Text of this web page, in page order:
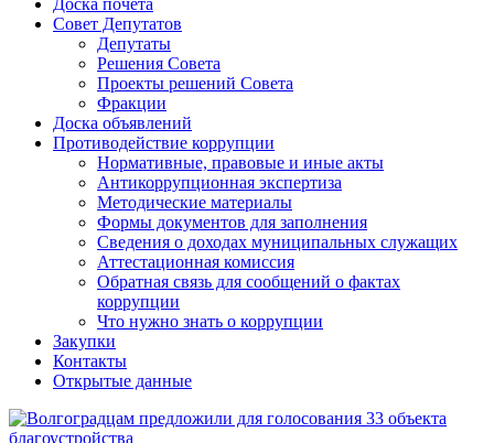
Доска почета
Совет Депутатов
Депутаты
Решения Совета
Проекты решений Совета
Фракции
Доска объявлений
Противодействие коррупции
Нормативные, правовые и иные акты
Антикоррупционная экспертиза
Методические материалы
Формы документов для заполнения
Сведения о доходах муниципальных служащих
Аттестационная комиссия
Обратная связь для сообщений о фактах
коррупции
Что нужно знать о коррупции
Закупки
Контакты
Открытые данные